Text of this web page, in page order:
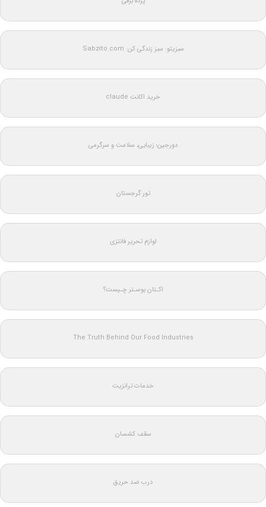
سبزیتو: سبز زندگی کن: Sabzito.com
خرید اکانت claude
دورجین؛ زیبایی، سلامت و سرگرمی
تور گرجستان
لوازم تحریر فانتزی
اکـتان بوسـتر چـیست؟
The Truth Behind Our Food Industries
خدمات ترانزیت
سقف کشسان
درب ضد حریق